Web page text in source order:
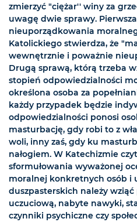
zmierzyć "ciężar'' winy za
uwagę dwie sprawy.
nieuporządkowania
Katolickiego stwierdza, że
wewnętrznie i poważnie
Drugą sprawą, którą trzeba
stopień odpowiedzialności
określona osoba za
każdy przypadek będzie
odpowiedzialności ponosi
masturbację, gdy robi to z
woli, inny zaś, gdy ku
nałogiem. W Katechizmie
sformułowania wyważonej
moralnej konkretnych osób i
duszpasterskich należy
uczuciową, nabyte nawyki,
czynniki psychiczne czy